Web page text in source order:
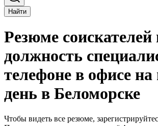
Найти
Резюме соискателей
должность
телефоне в офисе
день в Беломорске
Чтобы видеть все резюме,